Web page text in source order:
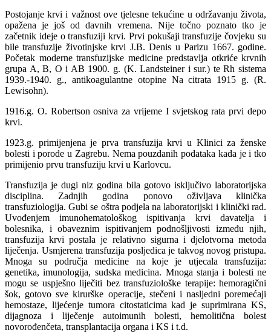
Postojanje krvi i važnost ove tjelesne tekućine u održavanju života,
opažena je još od davnih vremena. Nije točno poznato tko je
začetnik ideje o transfuziji krvi. Prvi pokušaji transfuzije čovjeku su
bile transfuzije životinjske krvi J.B. Denis u Parizu 1667. godine.
Početak moderne transfuzijske medicine predstavlja otkriće krvnih
grupa A, B, O i AB 1900. g. (K. Landsteiner i sur.) te Rh sistema
1939.-1940. g., antikoagulantne otopine Na citrata 1915 g. (R.
Lewisohn).
1916.g. O. Robertson osniva za vrijeme I svjetskog rata prvi depo
krvi.
1923.g. primijenjena je prva transfuzija krvi u Klinici za ženske
bolesti i porode u Zagrebu. Nema pouzdanih podataka kada je i tko
primijenio prvu transfuziju krvi u Karlovcu.
Transfuzija je dugi niz godina bila gotovo isključivo laboratorijska
disciplina. Zadnjih godina ponovo oživljava klinička
transfuziologija. Gubi se oštra podjela na laboratorijski i klinički rad.
Uvođenjem imunohematološkog ispitivanja krvi davatelja i
bolesnika, i obaveznim ispitivanjem podnošljivosti između njih,
transfuzija krvi postala je relativno sigurna i djelotvorna metoda
liječenja. Usmjerena transfuzija posljedica je takvog novog pristupa.
Mnoga su područja medicine na koje je utjecala transfuzija:
genetika, imunologija, sudska medicina. Mnoga stanja i bolesti ne
mogu se uspješno liječiti bez transfuziološke terapije: hemoragični
šok, gotovo sve kirurške operacije, stečeni i nasljedni poremećaji
hemostaze, lijećenje tumora citostaticima kad je suprimirana KS,
dijagnoza i liječenje autoimunih bolesti, hemolitična bolest
novorođenčeta, transplantacija organa i KS i t.d.